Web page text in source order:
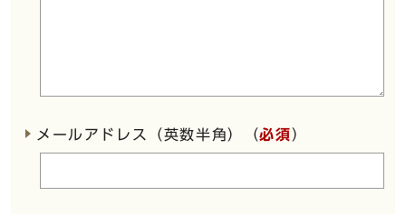
メールアドレス（英数半角）（必須）